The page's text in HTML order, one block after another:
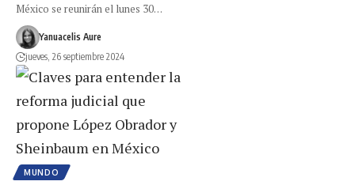
México se reunirán el lunes 30…
Yanuacelis Aure
jueves, 26 septiembre 2024
MUNDO